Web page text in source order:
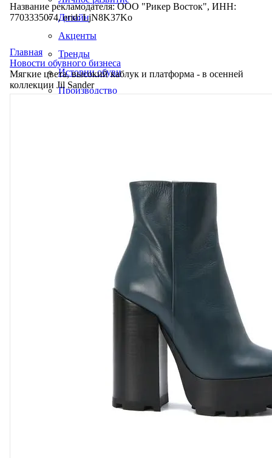
Дизайн
Акценты
Тренды
Истории обуви
Производство
Название рекламодателя: ООО "Рикер Восток", ИНН:
7703335074, erid: LjN8K37Ko
Главная
Новости обувного бизнеса
Мягкие цвета, высокий каблук и платформа - в осенней
коллекции Jil Sander